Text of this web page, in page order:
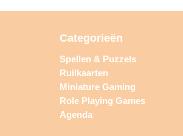
Categorieën
Spellen & Puzzels
Ruilkaarten
Miniature Gaming
Role Playing Games
Agenda